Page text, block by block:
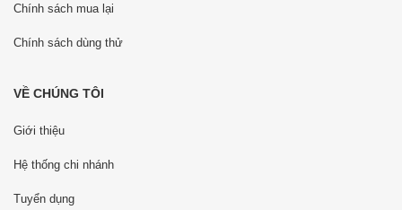
Chính sách mua lại
Chính sách dùng thử
VỀ CHÚNG TÔI
Giới thiệu
Hệ thống chi nhánh
Tuyển dụng